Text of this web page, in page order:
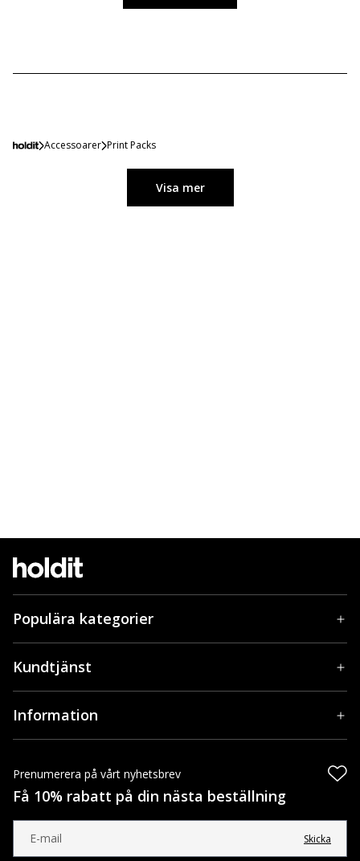
Accessoarer Print Packs
Visa mer
Populära kategorier
Kundtjänst
Information
Prenumerera på vårt nyhetsbrev
Få 10% rabatt på din nästa beställning
Skicka